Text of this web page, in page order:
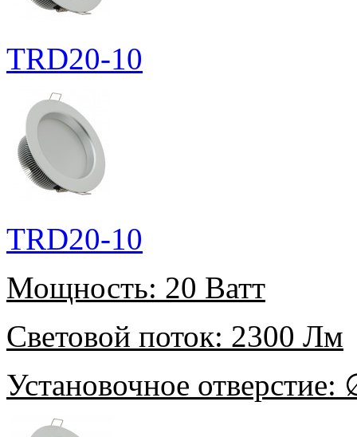
TRD20-10
TRD20-10
Мощность: 20 Ватт
Световой поток: 2300 Лм
Установочное отверстие: